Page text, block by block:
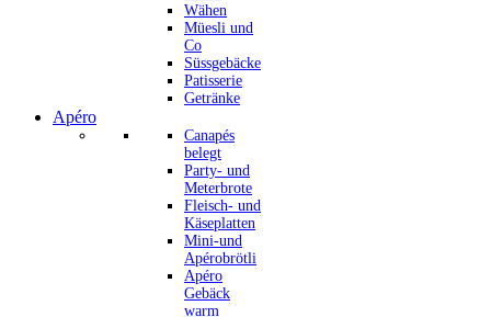
Wähen
Müesli und
Co
Süssgebäcke
Patisserie
Getränke
Apéro
Canapés
belegt
Party- und
Meterbrote
Fleisch- und
Käseplatten
Mini-und
Apérobrötli
Apéro
Gebäck
warm